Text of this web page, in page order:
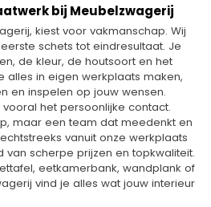
bij Meubelzwagerij
kiest voor vakmanschap. Wij
schets tot eindresultaat. Je
de kleur, de houtsoort en het
alles in eigen werkplaats maken,
en inspelen op jouw wensen.
het persoonlijke contact.
maar een team dat meedenkt en
vanuit onze werkplaats
van scherpe prijzen en topkwaliteit.
eetkamerbank, wandplank of
vind je alles wat jouw interieur